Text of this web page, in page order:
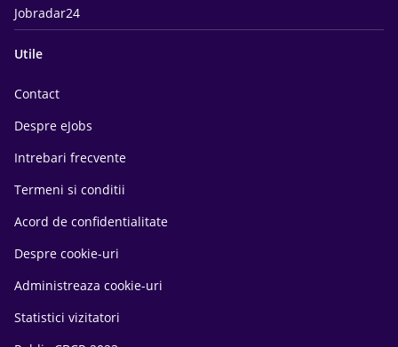
Jobradar24
Utile
Contact
Despre eJobs
Intrebari frecvente
Termeni si conditii
Acord de confidentialitate
Despre cookie-uri
Administreaza cookie-uri
Statistici vizitatori